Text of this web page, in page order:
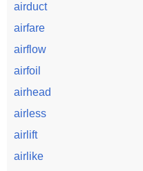
airduct
airfare
airflow
airfoil
airhead
airless
airlift
airlike